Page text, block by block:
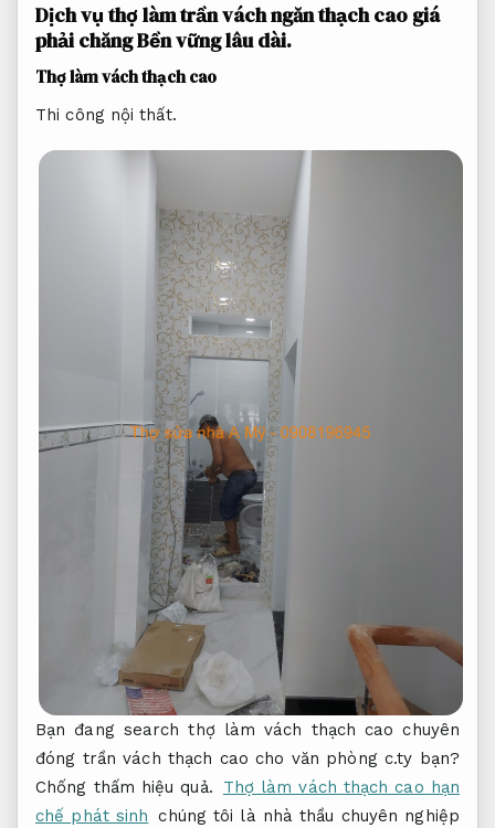
Dịch vụ thợ làm trần vách ngăn thạch cao giá
phải chăngBền vững lâu dài.
Thợ làm vách thạch cao
Thi công nội thất.
Bạn đang search thợ làm vách thạch cao chuyên
đóng trần vách thạch cao cho văn phòng c.ty bạn?
Chống thấm hiệu quả.
Thợ làm vách thạch cao hạn
chế phát sinh chúng tôi là nhà thầu chuyên nghiệp